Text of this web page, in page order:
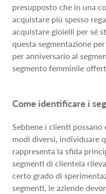
presupposto che in una
acquistare più spesso
acquistare gioielli per sé
questa segmentazione
per anniversario al
segmento femminile
Come identificare i
Sebbene i clienti
modi diversi, individuare
rappresenta la sfida
segmenti di clientela
certo grado di
segmenti, le aziende